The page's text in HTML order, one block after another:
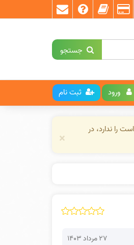
جستجو
ورود ثبت نام
را ندارد، در
×
۲۷ مرداد ۱۴۰۳